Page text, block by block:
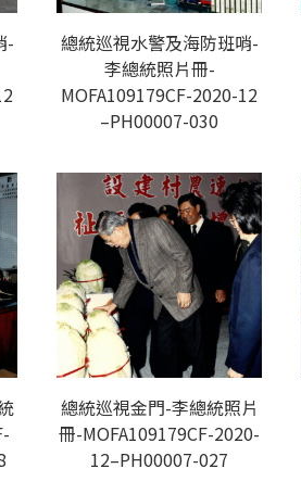
-
總統巡視水警及海防班哨-
李總統照片冊-
MOFA109179CF-2020-12
–PH00007-030
總統巡視金門-李總統照片
冊-MOFA109179CF-2020-
12–PH00007-027